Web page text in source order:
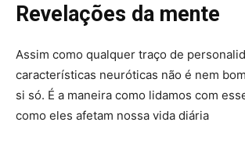
Revelações da mente
Assim como qualquer traço de
características neuróticas não é nem
si só. É a maneira como lidamos com
como eles afetam nossa vida diária